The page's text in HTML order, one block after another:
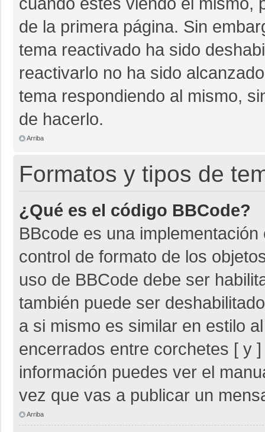
de la primera página. Sin
tema reactivado ha sido
reactivarlo no ha sido
tema respondiendo al mismo,
de hacerlo.
Arriba
Formatos y tipos de
¿Qué es el código BBCode?
BBcode es una
control de formato de los
uso de BBCode debe ser
también puede ser
a si mismo es similar en estilo
encerrados entre corchetes [ y
información puedes ver el
vez que vas a publicar un
Arriba